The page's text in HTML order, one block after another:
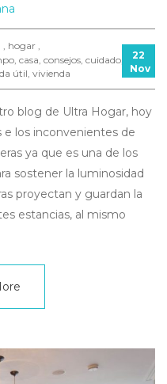
hogar ,
casa consejos cuidado
útil vivienda
22
Nov
blog de Ultra Hogar, hoy
e los inconvenientes de
ya que es una de los
sostener la luminosidad
proyectan y guardan la
estancias, al mismo